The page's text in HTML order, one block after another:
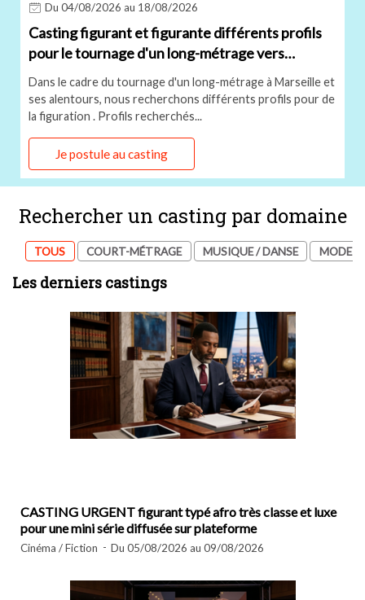
Du 04/08/2026 au 18/08/2026
Casting figurant et figurante différents profils
pour le tournage d'un long-métrage vers
Marseille
Dans le cadre du tournage d'un long-métrage à Marseille et
ses alentours, nous recherchons différents profils pour de
la figuration . Profils recherchés...
Je postule au casting
Rechercher un casting par domaine
TOUS COURT-MÉTRAGE MUSIQUE / DANSE MODE /
Les derniers castings
CASTING URGENT figurant typé afro très classe et luxe
pour une mini série diffusée sur plateforme
Cinéma / Fiction Du 05/08/2026 au 09/08/2026